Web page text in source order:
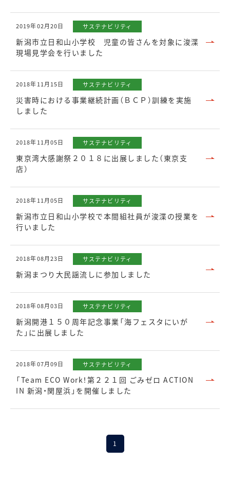
2019年02月20日 サステナビリティ
新潟市立日和山小学校 児童の皆さんを対象に浚渫
現場見学会を行いました
2018年11月15日 サステナビリティ
災害時における事業継続計画（ＢＣＰ）訓練を実施
しました
2018年11月05日 サステナビリティ
東京湾大感謝祭２０１８に出展しました（東京支
店）
2018年11月05日 サステナビリティ
新潟市立日和山小学校で本間組社員が浚渫の授業を
行いました
2018年08月23日 サステナビリティ
新潟まつり大民謡流しに参加しました
2018年08月03日 サステナビリティ
新潟開港１５０周年記念事業「海フェスタにいが
た」に出展しました
2018年07月09日 サステナビリティ
「Team ECO Work！第２２１回 ごみゼロ ACTION
IN 新潟・関屋浜」を開催しました
1